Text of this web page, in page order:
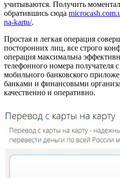
учитываются. Получить
обратившись сюда
na-kartu/.
Простая и легкая операция
посторонних лиц, все строго
операция максимальна
телефонного номера получателя
мобильного банковского
банками и финансовыми
качественно и оперативно.